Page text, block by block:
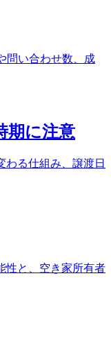
問い合わせ数、成
期に注意
わる仕組み、譲渡日
性と、空き家所有者